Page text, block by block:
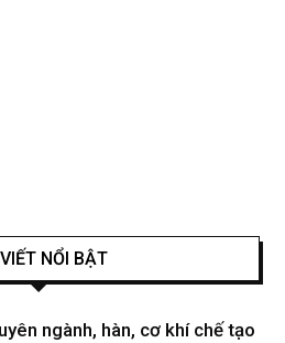
NỔI BẬT
ngành, hàn, cơ khí chế tạo